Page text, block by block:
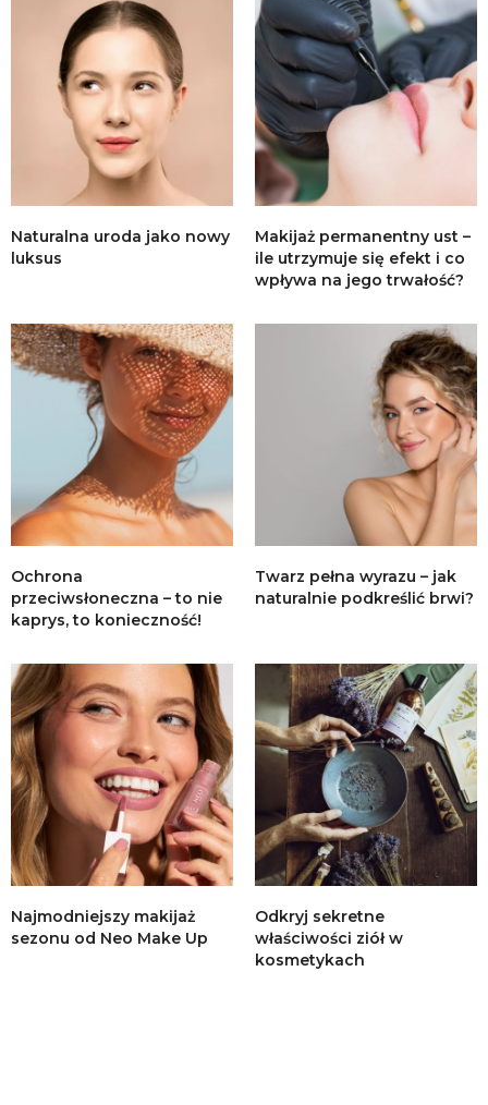
Naturalna uroda jako nowy
luksus
Makijaż permanentny ust –
ile utrzymuje się efekt i co
wpływa na jego trwałość?
Ochrona
przeciwsłoneczna – to nie
kaprys, to konieczność!
Twarz pełna wyrazu – jak
naturalnie podkreślić brwi?
Najmodniejszy makijaż
sezonu od Neo Make Up
Odkryj sekretne
właściwości ziół w
kosmetykach